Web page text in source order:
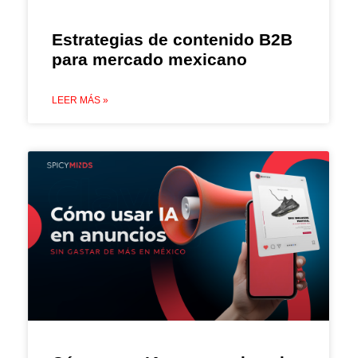
Estrategias de contenido B2B
para mercado mexicano
LEER MÁS »